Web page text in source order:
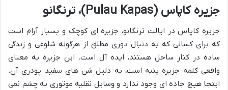
جزیره کاپاس (Pulau Kapas)، ترنگانو
جزیره کاپاس در ایالت ترنگانو، جزیره ای کوچک و بسیار آرام است
که برای کسانی که به دنبال دوری مطلق از هرگونه شلوغی و زندگی
ساده در کنار ساحل هستند، ایده آل است. این جزیره به معنای
واقعی کلمه جزیره پنبه است، به دلیل شن های سفید پودری آن.
اینجا هیچ جاده ای وجود ندارد و وسایل نقلیه موتوری به چشم نمی